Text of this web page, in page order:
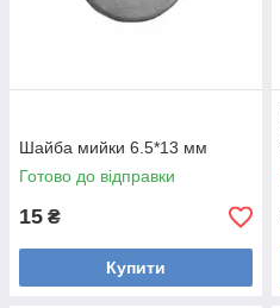
Шайба мийки 6.5*13 мм
Готово до відправки
15 ₴
Купити